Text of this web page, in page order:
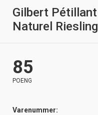
Gilbert Pétillant
Naturel Riesling
85
POENG
Varenummer: